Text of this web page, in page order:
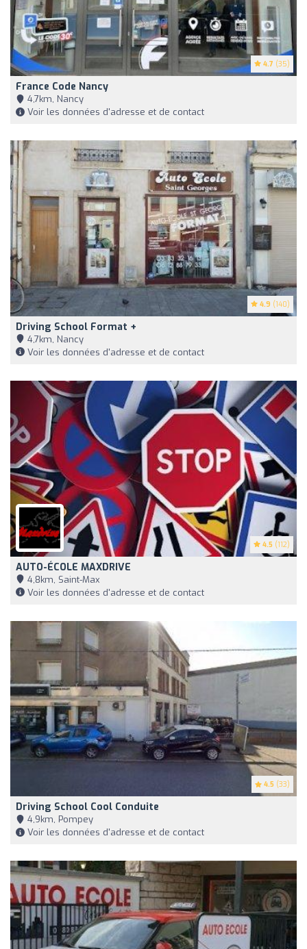
4.7 (35)
France Code Nancy
4,7km, Nancy
Voir les données d'adresse et de contact
4.9 (140)
Driving School Format +
4,7km, Nancy
Voir les données d'adresse et de contact
4.5 (112)
AUTO-ÉCOLE MAXDRIVE
4,8km, Saint-Max
Voir les données d'adresse et de contact
4.5 (33)
Driving School Cool Conduite
4,9km, Pompey
Voir les données d'adresse et de contact